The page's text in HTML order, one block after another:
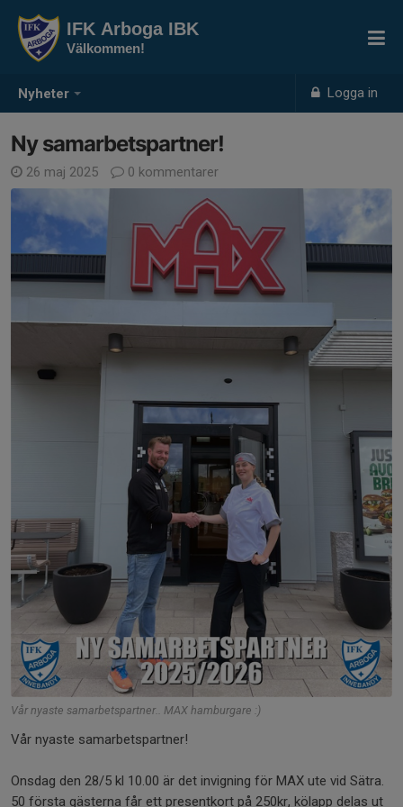
Nyheter Logga in
IFK Arboga IBK
Välkommen!
Ny samarbetspartner!
26 maj 2025 0 kommentarer
Vår nyaste samarbetspartner.. MAX hamburgare :)
Vår nyaste samarbetspartner!
Onsdag den 28/5 kl 10.00 är det invigning för MAX ute vid Sätra.
50 första gästerna får ett presentkort på 250kr, kölapp delas ut